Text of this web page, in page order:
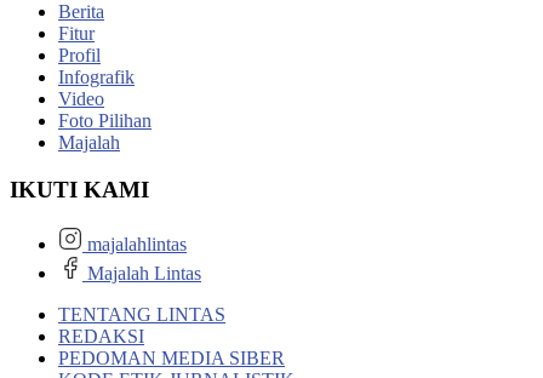
Berita
Fitur
Profil
Infografik
Video
Foto Pilihan
Majalah
IKUTI KAMI
majalahlintas
Majalah Lintas
TENTANG LINTAS
REDAKSI
PEDOMAN MEDIA SIBER